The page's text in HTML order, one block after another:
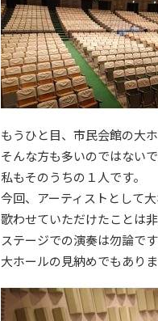
もうひと目、市民会館の大
そんな方も多いのではないで
私もそのうちの１人です。
今回、アーティストとして
歌わせていただけたことは
ステージでの演奏は勿論で
大ホールの見納めでもありま